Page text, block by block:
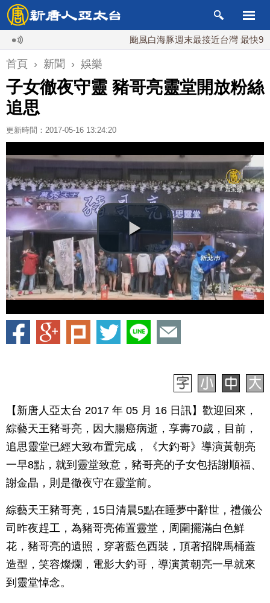
颱風白海豚週末最接近台灣 最快9日可能
首頁 › 新聞 › 娛樂
子女徹夜守靈 豬哥亮靈堂開放粉絲
追思
更新時間：2017-05-16 13:24:20
【新唐人亞太台 2017 年 05 月 16 日訊】歡迎回來，
綜藝天王豬哥亮，因大腸癌病逝，享壽70歲，目前，
追思靈堂已經大致布置完成，《大釣哥》導演黃朝亮
一早8點，就到靈堂致意，豬哥亮的子女包括謝順福、
謝金晶，則是徹夜守在靈堂前。
綜藝天王豬哥亮，15日清晨5點在睡夢中辭世，禮儀公
司昨夜趕工，為豬哥亮佈置靈堂，周圍擺滿白色鮮
花，豬哥亮的遺照，穿著藍色西裝，頂著招牌馬桶蓋
造型，笑容燦爛，電影大釣哥，導演黃朝亮一早就來
到靈堂悼念。